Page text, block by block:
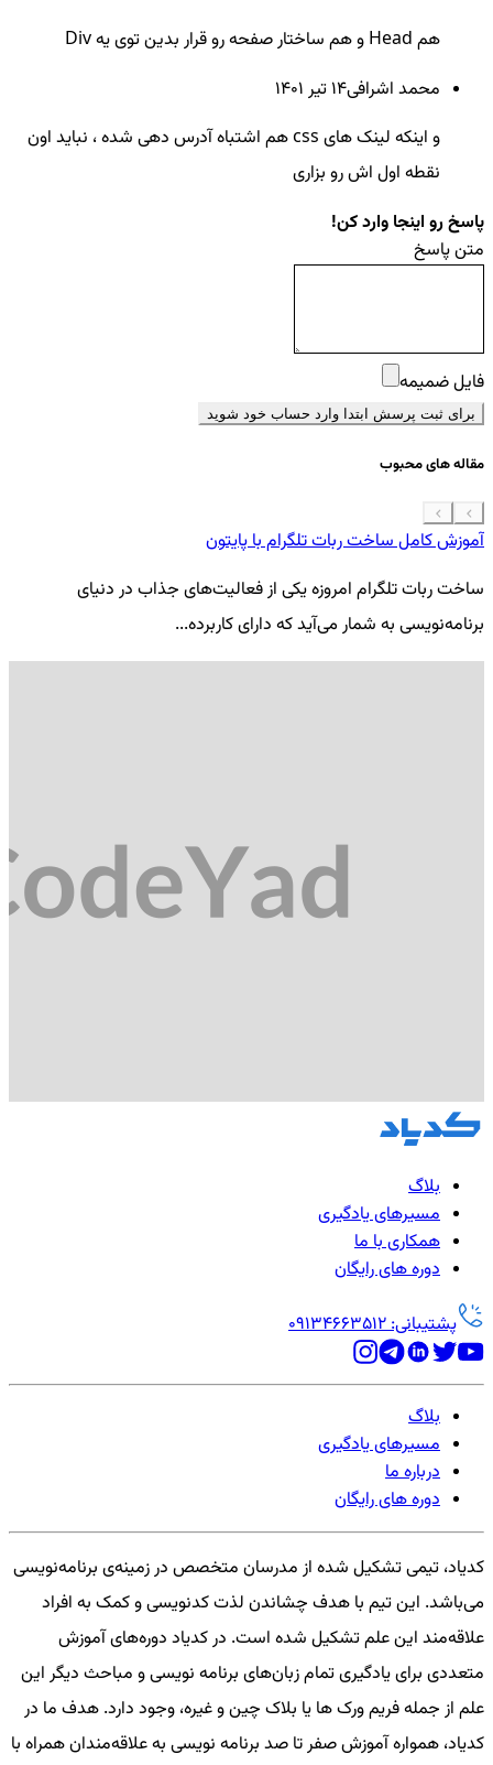
هم Head و هم ساختار صفحه رو قرار بدین توی یه Div
محمد اشرافی14 تير ۱۴۰۱
و اینکه لینک های css هم اشتباه آدرس دهی شده ، نباید اون
نقطه اول اش رو بزاری
پاسخ رو اینجا وارد کن!
متن پاسخ
فایل ضمیمه
برای ثبت پرسش ابتدا وارد حساب خود شوید
مقاله های محبوب
آموزش کامل ساخت ربات تلگرام با پایتون
ساخت ربات تلگرام امروزه یکی از فعالیت‌های جذاب در دنیای
برنامه‌نویسی به شمار می‌آید که دارای کاربرده...
بلاگ
مسیرهای یادگیری
همکاری با ما
دوره های رایگان
پشتیبانی: 09134663512
بلاگ
مسیرهای یادگیری
درباره ما
دوره های رایگان
کدیاد، تیمی تشکیل شده از مدرسان متخصص در زمینه‌ی برنامه‌نویسی
می‌باشد. این تیم با هدف چشاندن لذت کدنویسی و کمک به افراد
علاقه‌مند این علم تشکیل شده است. در کدیاد دوره‌های آموزش
متعددی برای یادگیری تمام زبان‌های برنامه نویسی و مباحث دیگر این
علم از جمله فریم ورک ها یا بلاک چین و غیره، وجود دارد. هدف ما در
کدیاد، همواره آموزش صفر تا صد برنامه نویسی به علاقه‌مندان همراه با